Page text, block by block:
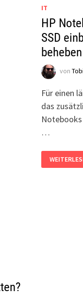
IT
HP
SSD
beheben
von
Für einen
das
…
NOTEBOOK
17-